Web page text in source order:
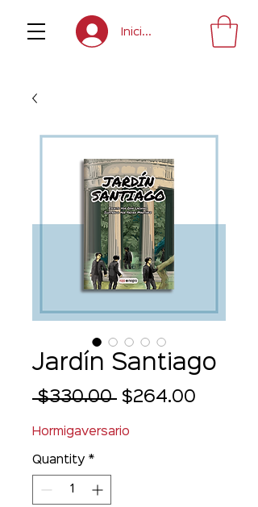
Inicia sesión
Jardín Santiago
$330.00 Regular
$264.00
Hormigaversario
Quantity *